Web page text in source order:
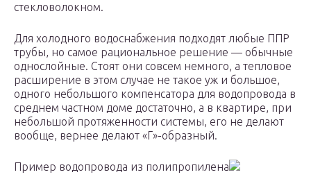
стекловолокном.
Для холодного водоснабжения подходят любые ППР
трубы, но самое рациональное решение — обычные
однослойные. Стоят они совсем немного, а тепловое
расширение в этом случае не такое уж и большое,
одного небольшого компенсатора для водопровода в
среднем частном доме достаточно, а в квартире, при
небольшой протяженности системы, его не делают
вообще, вернее делают «Г»-образный.
Пример водопровода из полипропилена